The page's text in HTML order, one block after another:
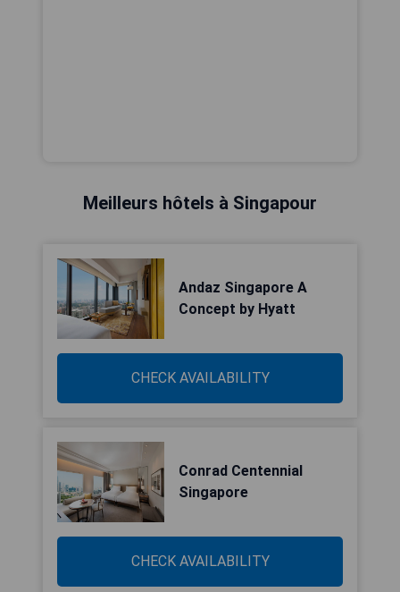
Meilleurs hôtels à Singapour
Andaz Singapore A
Concept by Hyatt
CHECK AVAILABILITY
Conrad Centennial
Singapore
CHECK AVAILABILITY